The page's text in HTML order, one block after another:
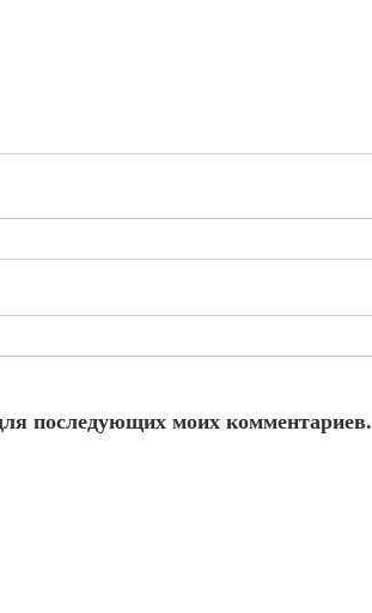
последующих моих комментариев.